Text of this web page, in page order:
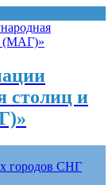
столиц и
городов СНГ